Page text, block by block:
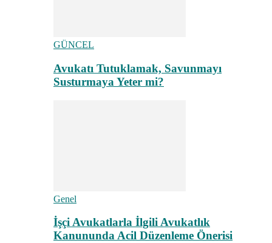
GÜNCEL
Avukatı Tutuklamak, Savunmayı
Susturmaya Yeter mi?
Genel
İşçi Avukatlarla İlgili Avukatlık
Kanununda Acil Düzenleme Önerisi